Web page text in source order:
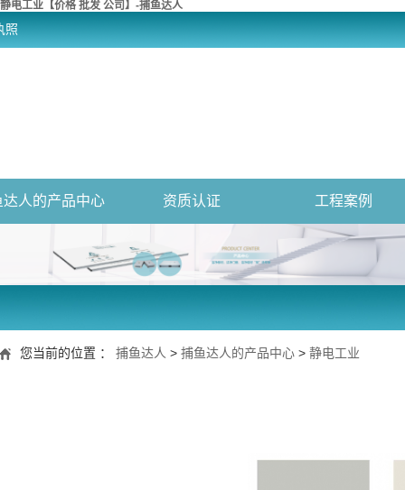
静电工业【价格 批发 公司】-捕鱼达人
照
达人的产品中心 资质认证 工程案例
您当前的位置 ： 捕鱼达人 > 捕鱼达人的产品中心 > 静电工业